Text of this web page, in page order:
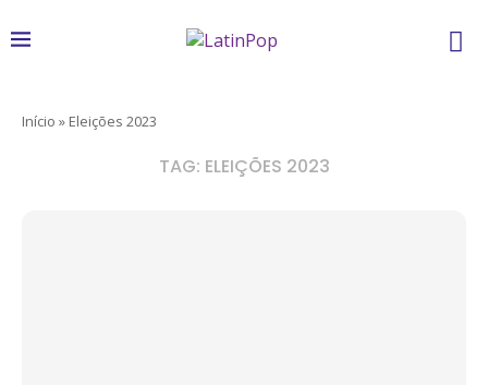
Início » Eleições 2023
TAG: ELEIÇÕES 2023